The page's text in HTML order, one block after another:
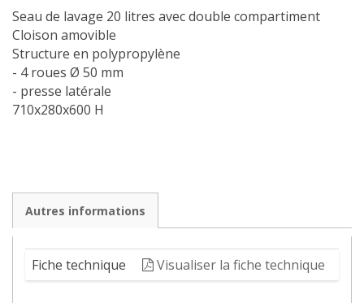
Seau de lavage 20 litres avec double compartiment
Cloison amovible
Structure en polypropylène
- 4 roues Ø 50 mm
- presse latérale
710x280x600 H
Autres informations
Fiche technique Visualiser la fiche technique